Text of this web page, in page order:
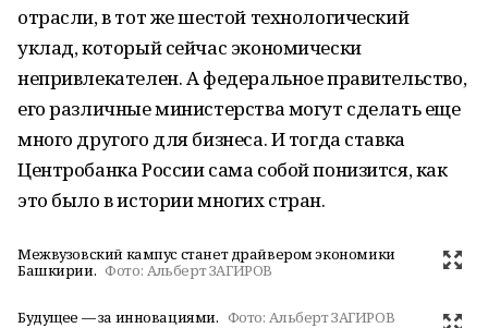
отрасли, в тот же шестой технологический
уклад, который сейчас экономически
непривлекателен. А федеральное правительство,
его различные министерства могут сделать еще
много другого для бизнеса. И тогда ставка
Центробанка России сама собой понизится, как
это было в истории многих стран.
Межвузовский кампус станет драйвером экономики
Башкирии. Фото: Альберт ЗАГИРОВ
Будущее — за инновациями. Фото: Альберт ЗАГИРОВ